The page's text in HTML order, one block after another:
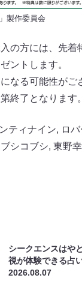
製作委員会
の方には、先着
ントします。
なる可能性がご
終了となります。
ティナイン, ロバ
シコブシ, 東野
シークエンスはや
視が体験できる占
2026.08.07